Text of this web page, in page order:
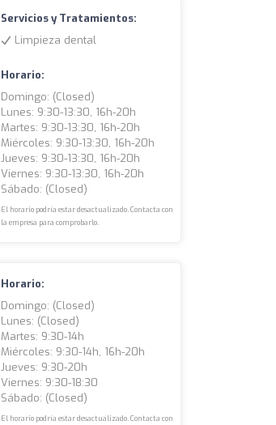
Servicios y Tratamientos:
Limpieza dental
Horario:
Domingo: (closed)
Lunes: 9:30-13:30, 16h-20h
Martes: 9:30-13:30, 16h-20h
Miércoles: 9:30-13:30, 16h-20h
Jueves: 9:30-13:30, 16h-20h
Viernes: 9:30-13:30, 16h-20h
Sábado: (closed)
El horario podría estar desactualizado. Contacta con
la empresa para comprobarlo.
Horario:
Domingo: (closed)
Lunes: (closed)
Martes: 9:30-14h
Miércoles: 9:30-14h, 16h-20h
Jueves: 9:30-20h
Viernes: 9:30-18:30
Sábado: (closed)
El horario podría estar desactualizado. Contacta con